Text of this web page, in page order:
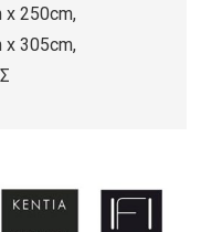
x 250cm,
x 305cm,